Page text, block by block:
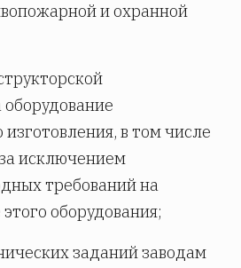
и охранной
в том числе
исключением
требований на
оборудования;
заданий заводам